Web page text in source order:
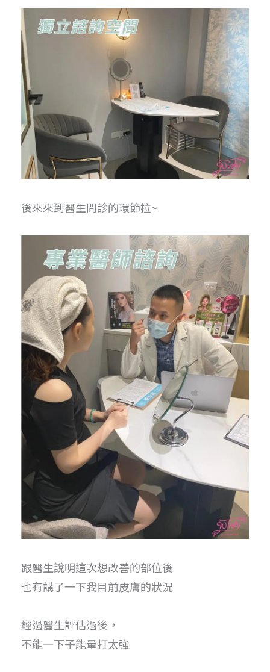
後來來到醫生問診的環節拉~
跟醫生說明這次想改善的部位後
也有講了一下我目前皮膚的狀況
經過醫生評估過後，
不能一下子能量打太強